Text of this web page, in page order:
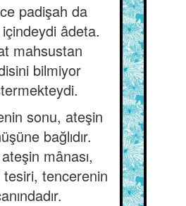
padişah da
içindeydi âdeta.
mahsustan
bilmiyor
sonu, ateşin
bağlıdır.
mânası,
tencerenin